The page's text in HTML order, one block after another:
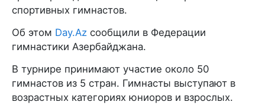
спортивных гимнастов.
Об этом Day.Az сообщили в Федерации
гимнастики Азербайджана.
В турнире принимают участие около 50
гимнастов из 5 стран. Гимнасты выступают в
возрастных категориях юниоров и взрослых.